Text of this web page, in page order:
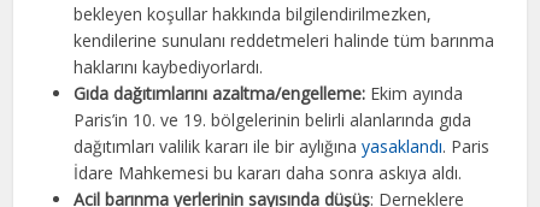
bekleyen koşullar hakkında bilgilendirilmezken,
kendilerine sunulanı reddetmeleri halinde tüm barınma
haklarını kaybediyorlardı.
Gıda dağıtımlarını azaltma/engelleme: Ekim ayında
Paris’in 10. ve 19. bölgelerinin belirli alanlarında gıda
dağıtımları valilik kararı ile bir aylığınayasaklandı. Paris
İdare Mahkemesi bu kararı daha sonra askıya aldı.
Acil barınma yerlerinin sayısında düşüş: Derneklere